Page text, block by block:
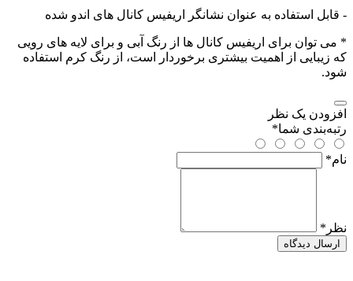
- قابل استفاده به عنوان نشانگر اریفیس کانال های اندو شده
* می توان برای اریفیس کانال ها از رنگ آبی و برای لایه های رویی
که زیبایی از اهمیت بیشتری برخوردار است، از رنگ کرم استفاده
شود.
افزودن یک نظر
رتبه‌بندی شما*
نام*
نظر *
ارسال دیدگاه